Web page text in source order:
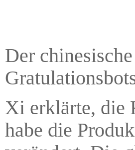
Der
Xi erklärte, die
habe die